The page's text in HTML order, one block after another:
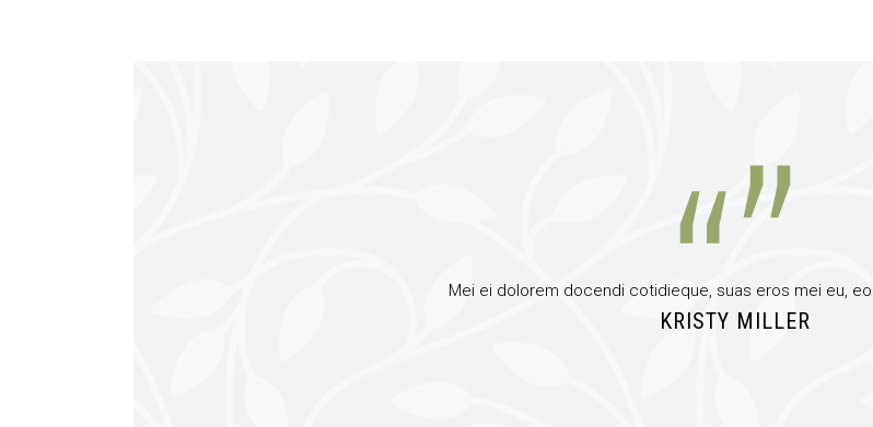
Mei ei dolorem docendi cotidieque, suas eros mei eu,
KRISTY MILLER